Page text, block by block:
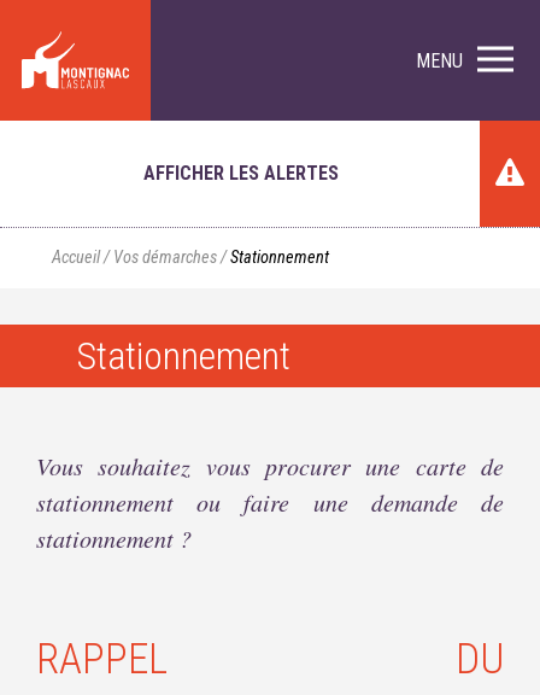
MENU
AFFICHER LES ALERTES
Accueil/Vos démarches/Stationnement
Stationnement
Vous souhaitez vous procurer une carte de
stationnement ou faire une demande de
stationnement ?
RAPPEL DU